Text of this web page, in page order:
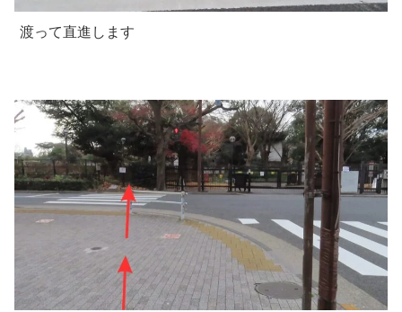
渡って直進します